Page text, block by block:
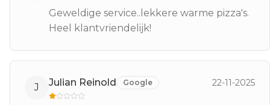
Geweldige service..lekkere warme pizza's.
Heel klantvriendelijk!
J Julian Reinold Google 22-11-2025